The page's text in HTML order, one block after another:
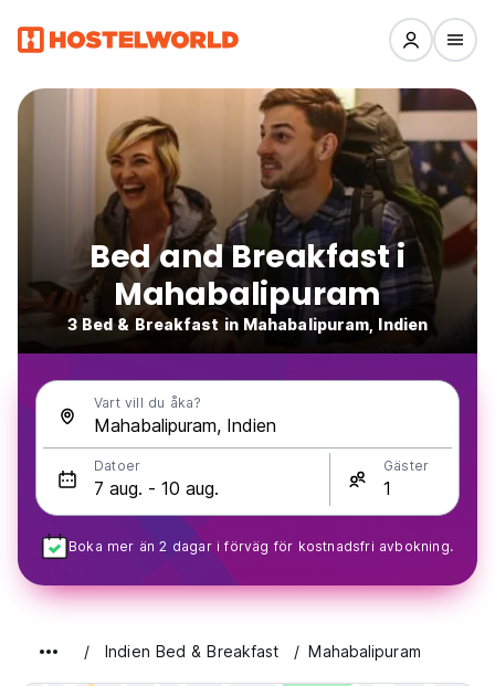
Bed and Breakfast i
Mahabalipuram
3 Bed & Breakfast in Mahabalipuram, Indien
Vart vill du åka?
Datoer Gäster
Boka mer än 2 dagar i förväg för kostnadsfri avbokning.
Indien Bed & Breakfast Mahabalipuram